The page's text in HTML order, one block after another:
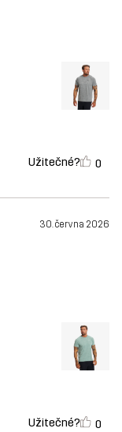
Užitečné? 0
30. června 2026
Užitečné? 0